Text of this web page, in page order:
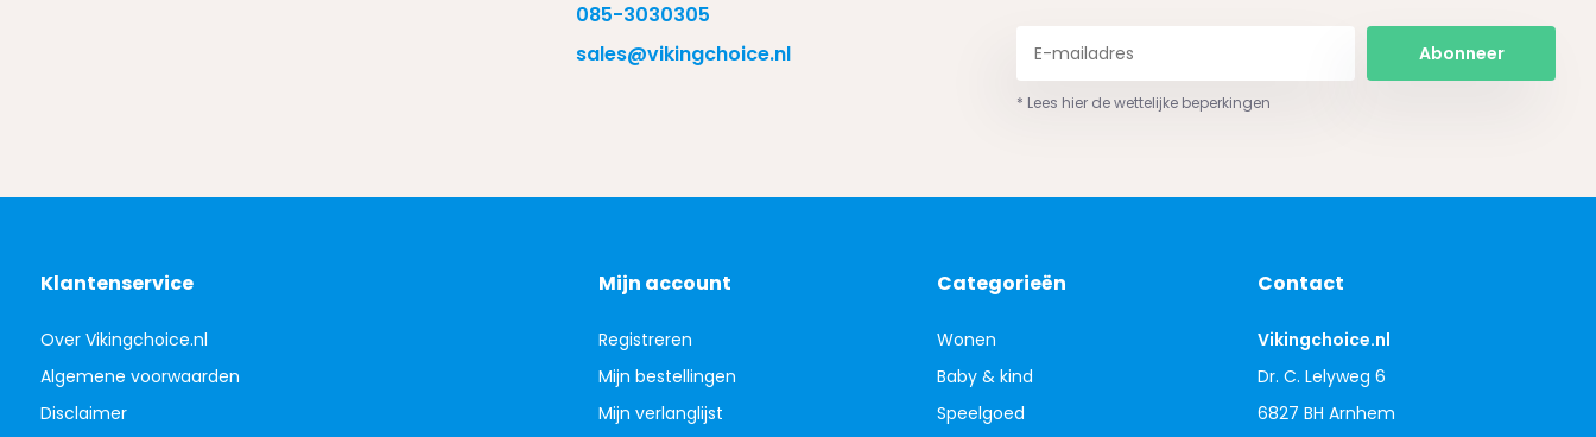
085-3030305
sales@vikingchoice.nl
Abonneer
* Lees hier de wettelijke beperkingen
Klantenservice
Over Vikingchoice.nl
Algemene voorwaarden
Disclaimer
Mijn account
Registreren
Mijn bestellingen
Mijn verlanglijst
Categorieën
Wonen
Baby & kind
Speelgoed
Contact
Vikingchoice.nl
Dr. C. Lelyweg 6
6827 BH Arnhem